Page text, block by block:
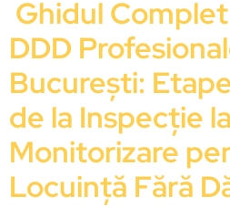
Ghidul
DDD
București:
de la Inspecție la
Monitorizare
Locuință Fără